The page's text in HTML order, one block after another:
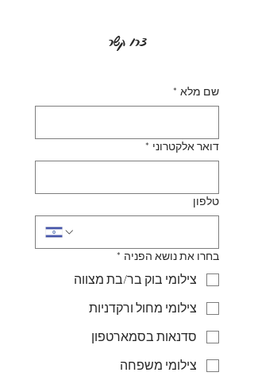
צרו קשר
שם מלא *
דואר אלקטרוני *
טלפון
בחרו את נושא הפניה *
צילומי בוק בר/בת מצווה
צילומי מחול ורקדניות
סדנאות בסמארטפון
צילומי משפחה